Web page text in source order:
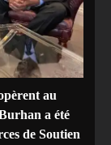
au
a été
de Soutien